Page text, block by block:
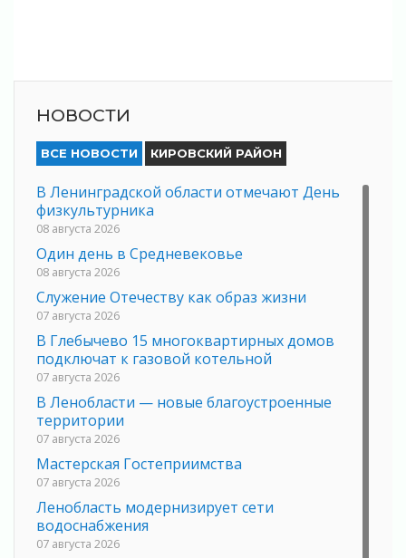
НОВОСТИ
ВСЕ НОВОСТИ КИРОВСКИЙ РАЙОН
В Ленинградской области отмечают День
физкультурника
08 августа 2026
Один день в Средневековье
08 августа 2026
Служение Отечеству как образ жизни
07 августа 2026
В Глебычево 15 многоквартирных домов
подключат к газовой котельной
07 августа 2026
В Ленобласти — новые благоустроенные
территории
07 августа 2026
Мастерская Гостеприимства
07 августа 2026
Ленобласть модернизирует сети
водоснабжения
07 августа 2026